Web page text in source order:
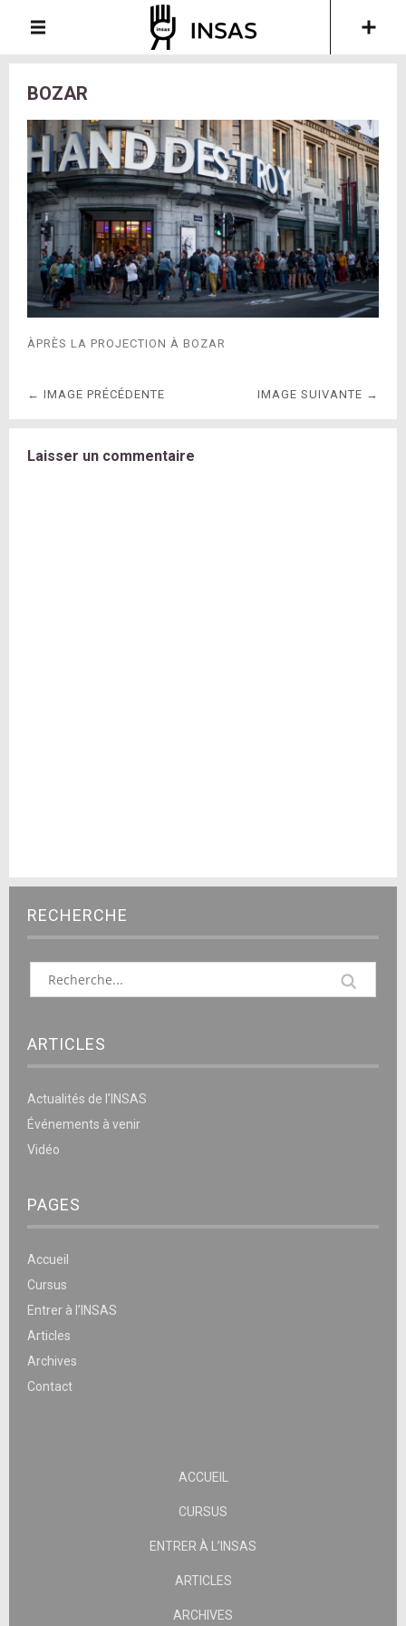
BOZAR
ÀPRÈS LA PROJECTION À BOZAR
← IMAGE PRÉCÉDENTE IMAGE SUIVANTE →
Laisser un commentaire
RECHERCHE
ARTICLES
Actualités de l’INSAS
Événements à venir
Vidéo
PAGES
Accueil
Cursus
Entrer à l’INSAS
Articles
Archives
Contact
ACCUEIL
CURSUS
ENTRER À L’INSAS
ARTICLES
ARCHIVES